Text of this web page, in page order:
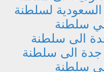
لسلطنة
سلطنة
الى سلطنة
الى سلطنة
سلطنة